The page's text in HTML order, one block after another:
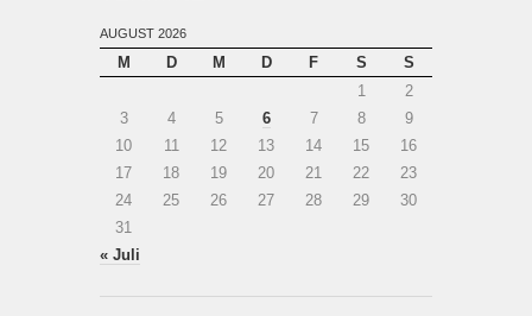
AUGUST 2026
M D M D F S
S
1
2
3
4 5 6 7 8
9
10
11 12 13 14 15
16
17
18 19 20 21 22
23
24
25 26 27 28 29
30
31
« Juli